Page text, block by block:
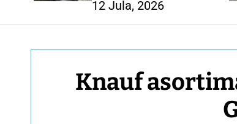
12 Jula, 2026
Knauf